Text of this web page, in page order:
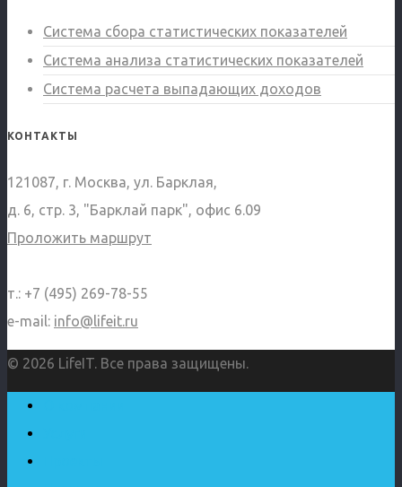
Система сбора статистических показателей
Система анализа статистических показателей
Система расчета выпадающих доходов
КОНТАКТЫ
121087, г. Москва, ул. Барклая,
д. 6, стр. 3, "Барклай парк", офис 6.09
Проложить маршрут
т.: +7 (495) 269-78-55
e-mail: info@lifeit.ru
© 2026 LifeIT. Все права защищены.